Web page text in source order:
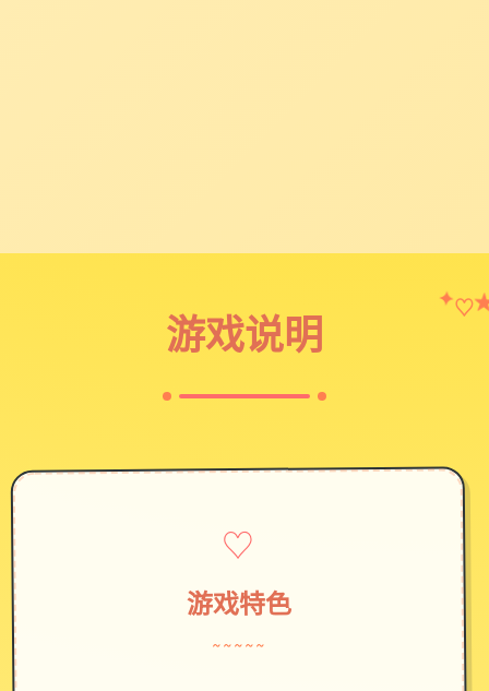
游戏说明
✦♡
♡
游戏特色
~~~~~